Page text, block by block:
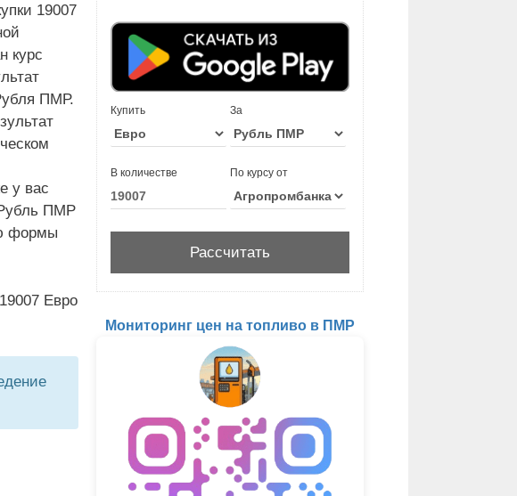
19007
курс
ПМР.
у вас
ПМР
формы
Евро
Купить За
В количестве По курсу от
Мониторинг цен на топливо в ПМР